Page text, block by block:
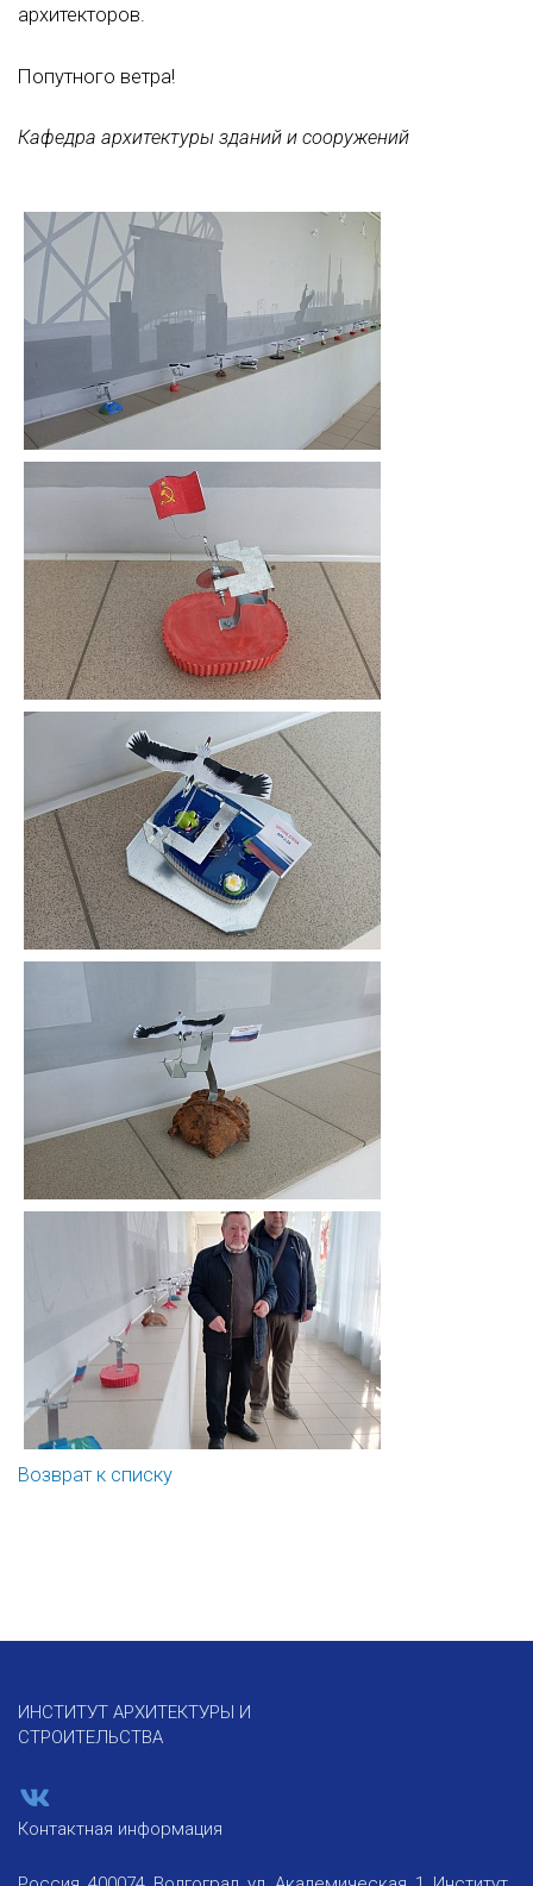
архитекторов.
Попутного ветра!
Кафедра архитектуры зданий и сооружений
Возврат к списку
ИНСТИТУТ АРХИТЕКТУРЫ И
СТРОИТЕЛЬСТВА
Контактная информация